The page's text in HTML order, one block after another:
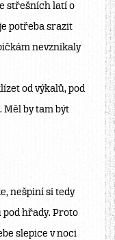
střešních latí o
potřeba srazit
nevznikaly
od výkalů, pod
by tam být
nešpiní si tedy
pod hřady. Proto
slepice v noci